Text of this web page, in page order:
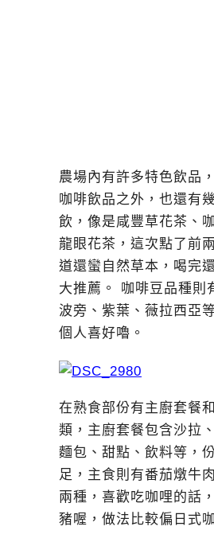
農場內有許多特色飲品
咖啡飲品之外，也還有
飲，像是咸豐草花茶、
龍眼花茶，這次點了前
道還蠻自然草本，喝完
大推薦。 咖啡豆品種則
波旁、紫葉、薇拉西亞
個人喜好嚕。
在熟食部份有主廚套餐
類，主廚套餐包含沙拉
麵包、甜點、飲料等，
足，主食則有番茄燉牛
兩種，喜歡吃咖哩的話
豬喔，做法比較偏日式